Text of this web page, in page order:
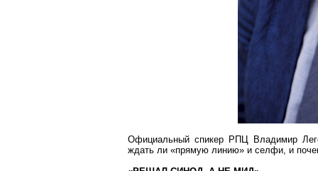
Официальный спикер РПЦ Владимир
ждать ли «прямую линию» и селфи, и